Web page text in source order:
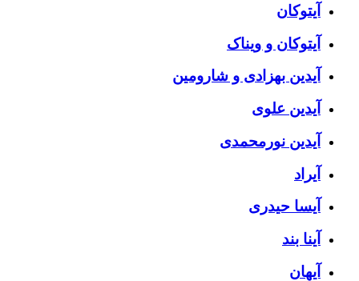
آیتوکان
آیتوکان و ویناک
آیدین بهزادی و شارومین
آیدین علوی
آیدین نورمحمدی
آیراد
آیسا حیدری
آینا بند
آیهان